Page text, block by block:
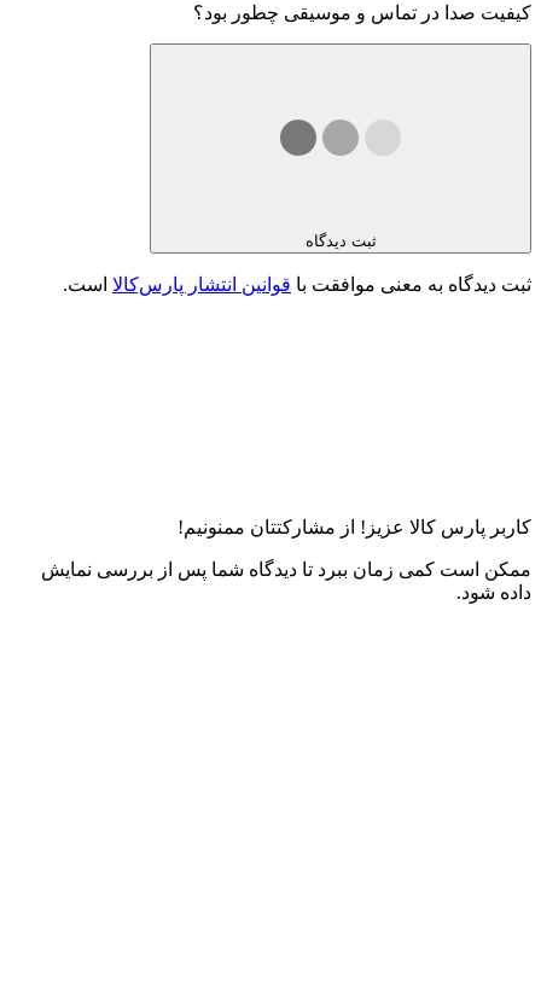
کیفیت صدا در تماس و موسیقی چطور بود؟
ثبت دیدگاه
ثبت دیدگاه به معنی موافقت با قوانین انتشار پارس‌کالا است.
کاربر پارس کالا عزیز! از مشارکتتان ممنونیم!
ممکن است کمی زمان ببرد تا دیدگاه شما پس از بررسی نمایش
داده شود.